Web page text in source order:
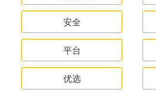
安全
平台
优选